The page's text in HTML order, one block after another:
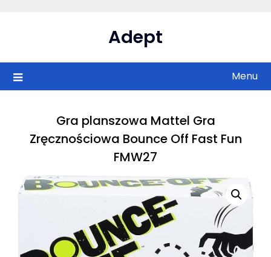
Adept
Menu
Gra planszowa Mattel Gra
Zręcznościowa Bounce Off Fast Fun
FMW27